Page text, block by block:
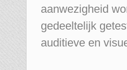
aanwezigheid
gedeeltelijk
auditieve en